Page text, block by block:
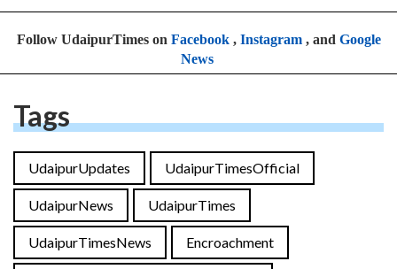
Follow UdaipurTimes on Facebook, Instagram, and Google
News
Tags
UdaipurUpdates UdaipurTimesOfficial
UdaipurNews UdaipurTimes
UdaipurTimesNews Encroachment